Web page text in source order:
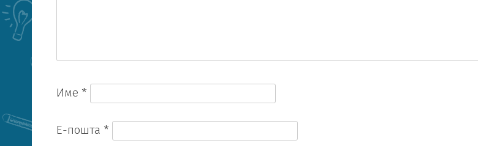
Име *
Е-пошта *